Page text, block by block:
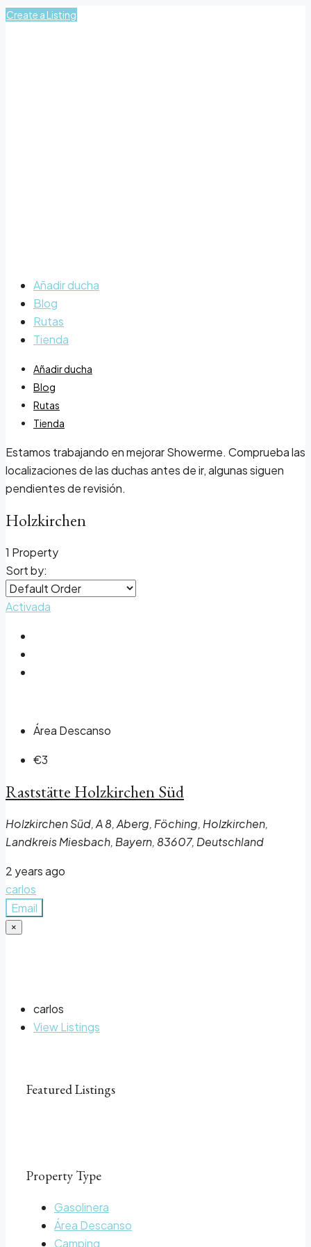
Create a Listing
Añadir ducha
Blog
Rutas
Tienda
Añadir ducha
Blog
Rutas
Tienda
Estamos trabajando en mejorar Showerme. Comprueba las
localizaciones de las duchas antes de ir, algunas siguen
pendientes de revisión.
Holzkirchen
1 Property
Sort by:
Activada
Área Descanso
€3
Raststätte Holzkirchen Süd
Holzkirchen Süd, A 8, Aberg, Föching, Holzkirchen,
Landkreis Miesbach, Bayern, 83607, Deutschland
2 years ago
carlos
Email
×
carlos
View Listings
Featured Listings
Property Type
Gasolinera
Área Descanso
Camping